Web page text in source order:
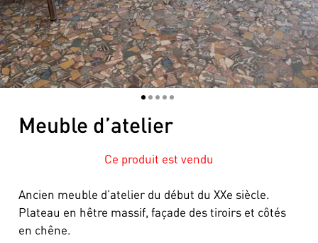
12345
Meuble d’atelier
Ce produit est vendu
Ancien meuble d’atelier du début du XXe siècle.
Plateau en hêtre massif, façade des tiroirs et côtés
en chêne.